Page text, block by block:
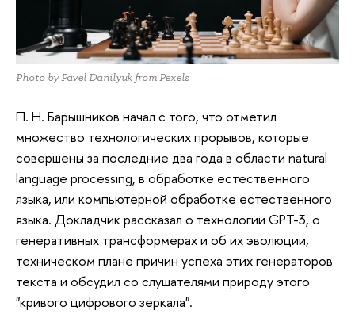
Photo by Pavel Danilyuk from Pexels
П. Н. Барышников начал с того, что отметил
множество технологических прорывов, которые
совершены за последние два года в области natural
language processing, в обработке естественного
языка, или компьютерной обработке естественного
языка. Докладчик рассказал о технологии GPT-3, о
генеративных трансформерах и об их эволюции,
техническом плане причин успеха этих генераторов
текста и обсудил со слушателями природу этого
"кривого цифрового зеркала".